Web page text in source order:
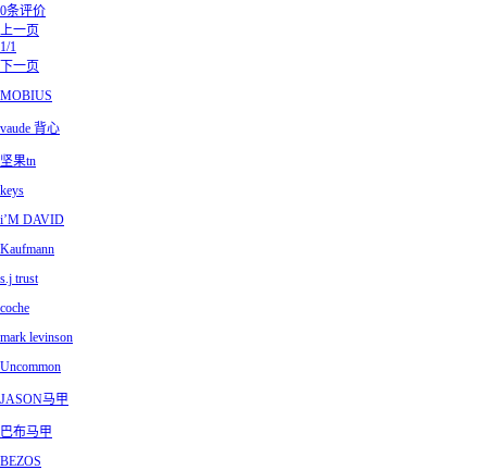
0条评价
上一页
1/1
下一页
MOBIUS
vaude 背心
坚果tn
keys
i’M DAVID
Kaufmann
s.j trust
coche
mark levinson
Uncommon
JASON马甲
巴布马甲
BEZOS